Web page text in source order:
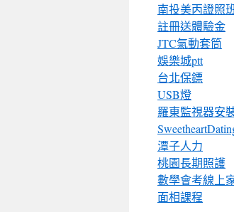
南投美丙證照
註冊送體驗金
JTC氣動套筒
娛樂城ptt
台北保鏢
USB燈
羅東監視器安
潭子人力
桃園長期照護
數學會考線上
面相課程